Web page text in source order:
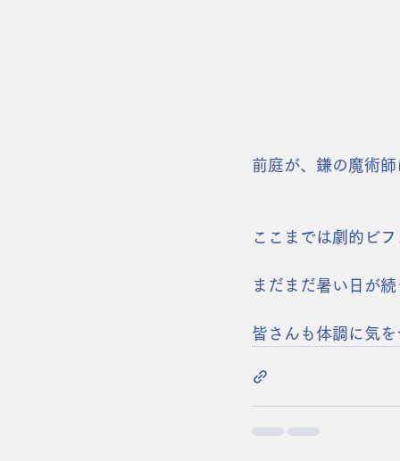
前庭が、鎌の魔術
ここまでは劇的ビ
まだまだ暑い日が
皆さんも体調に気